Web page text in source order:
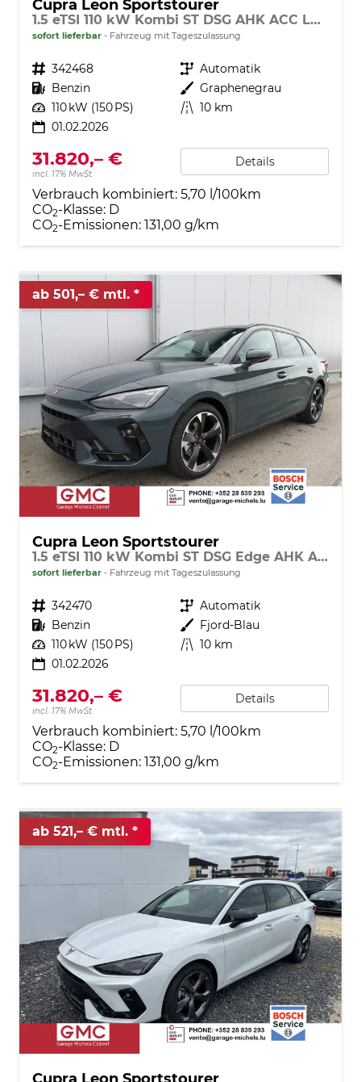
Cupra Leon Sportstourer
1.5 eTSI 110 kW Kombi ST DSG AHK ACC LED
sofort lieferbar Fahrzeug mit Tageszulassung
Fahrzeugnr. 342468 Getriebe Automatik
Kraftstoff Benzin Außenfarbe Graphenegrau
Leistung 110 kW (150 PS) Kilometerstand 10 km
01.02.2026
31.820,– €
incl. 17% MwSt.
Details
Verbrauch kombiniert: 5,70 l/100km
CO2-Klasse: D
CO2-Emissionen: 131,00 g/km
ab 501,– € mtl.
Cupra Leon Sportstourer
1.5 eTSI 110 kW Kombi ST DSG Edge AHK ACC LED
sofort lieferbar Fahrzeug mit Tageszulassung
Fahrzeugnr. 342470 Getriebe Automatik
Kraftstoff Benzin Außenfarbe Fjord-Blau
Leistung 110 kW (150 PS) Kilometerstand 10 km
01.02.2026
31.820,– €
incl. 17% MwSt.
Details
Verbrauch kombiniert: 5,70 l/100km
CO2-Klasse: D
CO2-Emissionen: 131,00 g/km
ab 521,– € mtl.
Cupra Leon Sportstourer